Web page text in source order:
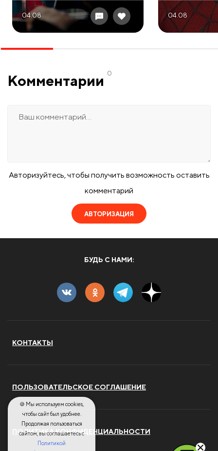
04.08 04.08
Комментарии 0
Авторизуйтесь, чтобы получить возможность оставить
комментарий
АВТОРИЗАЦИЯ
БУДЬ С НАМИ:
КОНТАКТЫ
ПОЛЬЗОВАТЕЛЬСКОЕ СОГЛАШЕНИЕ
ПОЛИТИКА КОНФИДЕНЦИАЛЬНОСТИ
🍪 Мы используем cookies,
чтобы сайт был удобнее.
Продолжая пользоваться
сайтом, вы соглашаетесь с
Политикой